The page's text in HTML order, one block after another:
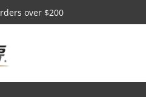
over $200